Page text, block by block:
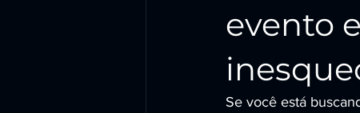
evento
Se você está